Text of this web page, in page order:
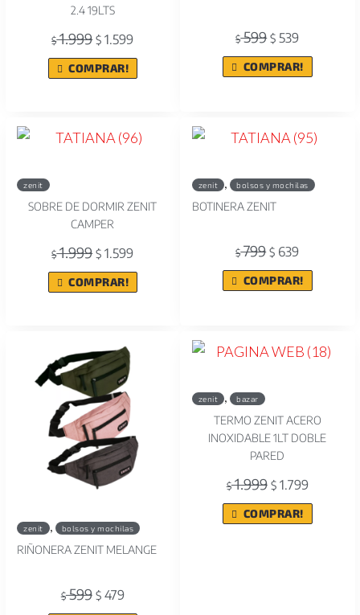
2.4 19LTS
$1.999 $ 1.599
COMPRAR!
$599 $ 539
COMPRAR!
zenit
SOBRE DE DORMIR ZENIT
CAMPER
$1.999 $ 1.599
COMPRAR!
zenit , bolsos y mochilas
BOTINERA ZENIT
$799 $ 639
COMPRAR!
zenit , bolsos y mochilas
RIÑONERA ZENIT MELANGE
$599 $479
zenit , bazar
TERMO ZENIT ACERO
INOXIDABLE 1LT DOBLE
PARED
$1.999 $1.799
COMPRAR!